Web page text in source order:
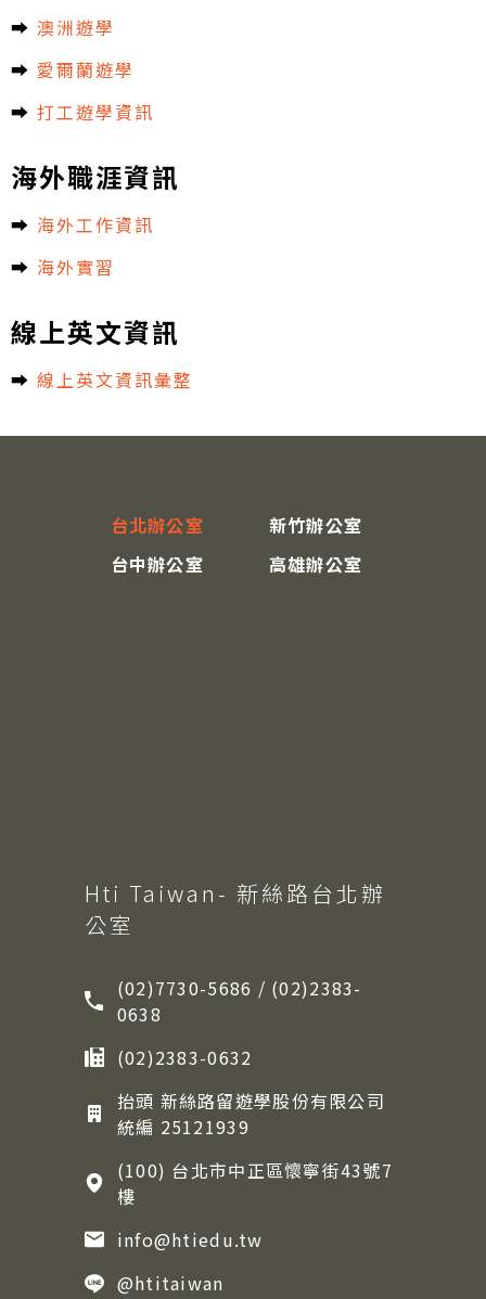
➡︎ 澳洲遊學
➡︎ 愛爾蘭遊學
➡︎ 打工遊學資訊
海外職涯資訊
➡︎ 海外工作資訊
➡︎ 海外實習
線上英文資訊
➡︎ 線上英文資訊彙整
台北辦公室
新竹辦公室
台中辦公室
高雄辦公室
Hti Taiwan- 新絲路台北辦
公室
(02)7730-5686 / (02)2383-
0638
(02)2383-0632
抬頭 新絲路留遊學股份有限公司
統編 25121939
(100) 台北市中正區懷寧街43號7
樓
info@htiedu.tw
@htitaiwan